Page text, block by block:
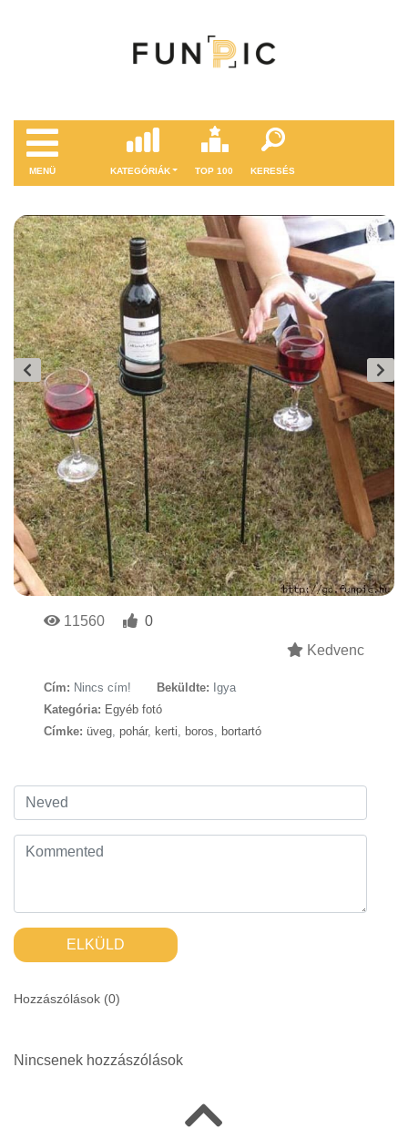
MENÜ KATEGÓRIÁK TOP 100 KERESÉS
11560
0
Kedvenc
Cím: Nincs cím! Beküldte: Igya
Kategória: Egyéb fotó
Címke: üveg, pohár, kerti, boros, bortartó
ELKÜLD
Hozzászólások (0)
Nincsenek hozzászólások